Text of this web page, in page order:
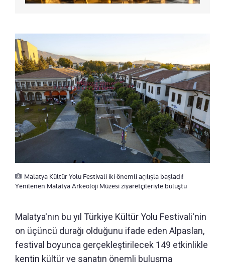
Malatya Kültür Yolu Festivali iki önemli açılışla başladı!
Yenilenen Malatya Arkeoloji Müzesi ziyaretçileriyle buluştu
Malatya'nın bu yıl Türkiye Kültür Yolu Festivali'nin
on üçüncü durağı olduğunu ifade eden Alpaslan,
festival boyunca gerçekleştirilecek 149 etkinlikle
kentin kültür ve sanatın önemli buluşma